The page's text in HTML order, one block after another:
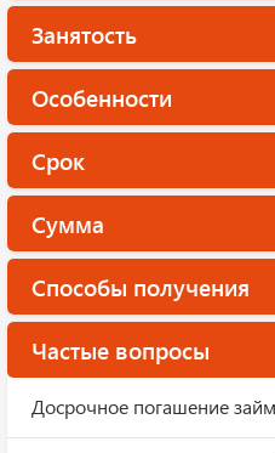
Занятость
Особенности
Срок
Сумма
Способы получения
Частые вопросы
Досрочное погашение